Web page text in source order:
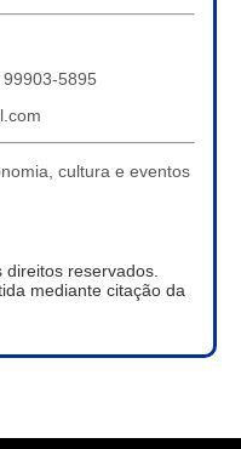
99903-5895
cultura e eventos
reservados.
mediante citação da